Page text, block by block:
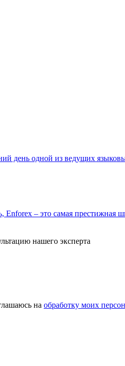
день одной из ведущих
– это самая престижная
нашего эксперта
на обработку моих